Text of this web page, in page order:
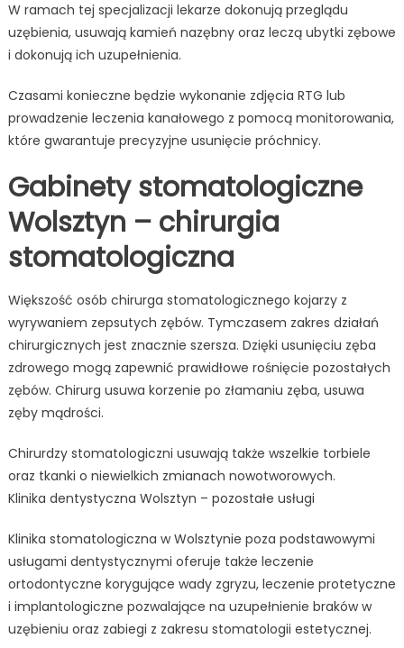
W ramach tej specjalizacji lekarze dokonują przeglądu
uzębienia, usuwają kamień nazębny oraz leczą ubytki zębowe
i dokonują ich uzupełnienia.
Czasami konieczne będzie wykonanie zdjęcia RTG lub
prowadzenie leczenia kanałowego z pomocą monitorowania,
które gwarantuje precyzyjne usunięcie próchnicy.
Gabinety stomatologiczne
Wolsztyn – chirurgia
stomatologiczna
Większość osób chirurga stomatologicznego kojarzy z
wyrywaniem zepsutych zębów. Tymczasem zakres działań
chirurgicznych jest znacznie szersza. Dzięki usunięciu zęba
zdrowego mogą zapewnić prawidłowe rośnięcie pozostałych
zębów. Chirurg usuwa korzenie po złamaniu zęba, usuwa
zęby mądrości.
Chirurdzy stomatologiczni usuwają także wszelkie torbiele
oraz tkanki o niewielkich zmianach nowotworowych.
Klinika dentystyczna Wolsztyn – pozostałe usługi
Klinika stomatologiczna w Wolsztynie poza podstawowymi
usługami dentystycznymi oferuje także leczenie
ortodontyczne korygujące wady zgryzu, leczenie protetyczne
i implantologiczne pozwalające na uzupełnienie braków w
uzębieniu oraz zabiegi z zakresu stomatologii estetycznej.